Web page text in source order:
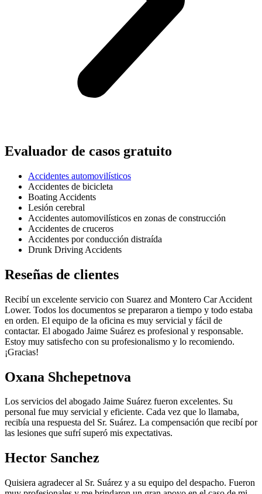
Evaluador de casos gratuito
Accidentes automovilísticos
Accidentes de bicicleta
Boating Accidents
Lesión cerebral
Accidentes automovilísticos en zonas de construcción
Accidentes de cruceros
Accidentes por conducción distraída
Drunk Driving Accidents
Reseñas de clientes
Recibí un excelente servicio con Suarez and Montero Car Accident
Lower. Todos los documentos se prepararon a tiempo y todo estaba
en orden. El equipo de la oficina es muy servicial y fácil de
contactar. El abogado Jaime Suárez es profesional y responsable.
Estoy muy satisfecho con su profesionalismo y lo recomiendo.
¡Gracias!
Oxana Shchepetnova
Los servicios del abogado Jaime Suárez fueron excelentes. Su
personal fue muy servicial y eficiente. Cada vez que lo llamaba,
recibía una respuesta del Sr. Suárez. La compensación que recibí por
las lesiones que sufrí superó mis expectativas.
Hector Sanchez
Quisiera agradecer al Sr. Suárez y a su equipo del despacho. Fueron